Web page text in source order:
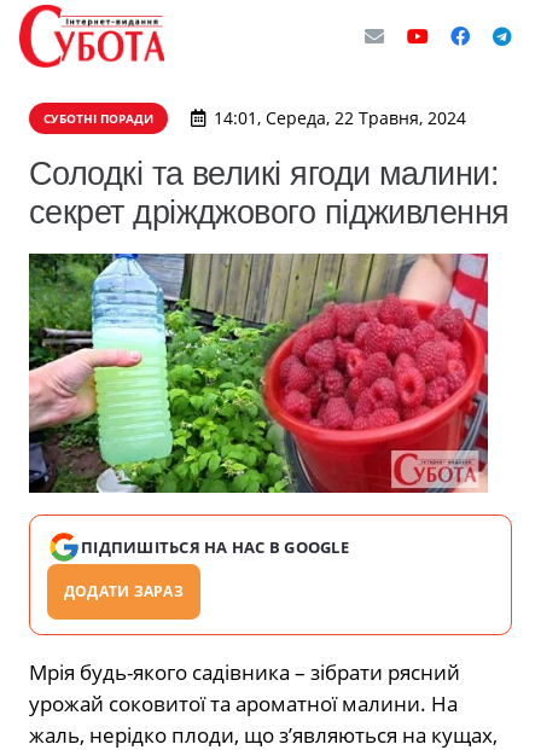
СУБОТНІ ПОРАДИ 14:01, Середа, 22 Травня, 2024
Солодкі та великі ягоди малини:
секрет дріжджового підживлення
ПІДПИШІТЬСЯ НА НАС В GOOGLE
ДОДАТИ ЗАРАЗ
Мрія будь-якого садівника – зібрати рясний
урожай соковитої ​​та ароматної малини. На
жаль, нерідко плоди, що з’являються на кущах,